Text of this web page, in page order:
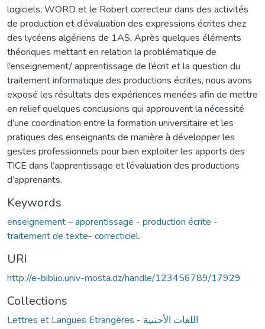
logiciels, WORD et le Robert correcteur dans des activités
de production et d’évaluation des expressions écrites chez
des lycéens algériens de 1AS. Après quelques éléments
théoriques mettant en relation la problématique de
l’enseignement/ apprentissage de l’écrit et la question du
traitement informatique des productions écrites, nous avons
exposé les résultats des expériences menées afin de mettre
en relief quelques conclusions qui approuvent la nécessité
d’une coordination entre la formation universitaire et les
pratiques des enseignants de manière à développer les
gestes professionnels pour bien exploiter les apports des
TICE dans l’apprentissage et l’évaluation des productions
d’apprenants.
Keywords
enseignement – apprentissage - production écrite -
traitement de texte- correcticiel.
URI
http://e-biblio.univ-mosta.dz/handle/123456789/17929
Collections
Lettres et Langues Etrangères - اللغات الأجنبية